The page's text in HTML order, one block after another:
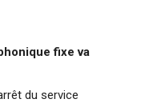
fixe va
du service